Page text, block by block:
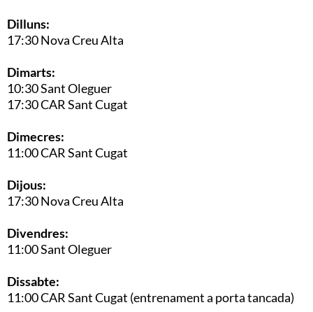
Dilluns:
17:30 Nova Creu Alta
Dimarts:
10:30 Sant Oleguer
17:30 CAR Sant Cugat
Dimecres:
11:00 CAR Sant Cugat
Dijous:
17:30 Nova Creu Alta
Divendres:
11:00 Sant Oleguer
Dissabte:
11:00 CAR Sant Cugat (entrenament a porta tancada)